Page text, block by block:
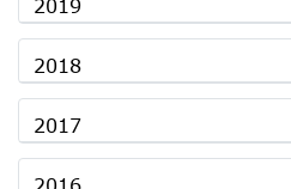
2019
2018
2017